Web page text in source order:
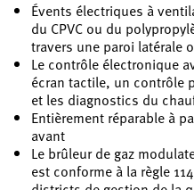
Évents électriques à
du CPVC ou du
travers une paroi latérale
Le contrôle électronique
écran tactile, un contrôle
et les diagnostics du
Entièrement réparable à
avant
Le brûleur de gaz
est conforme à la règle